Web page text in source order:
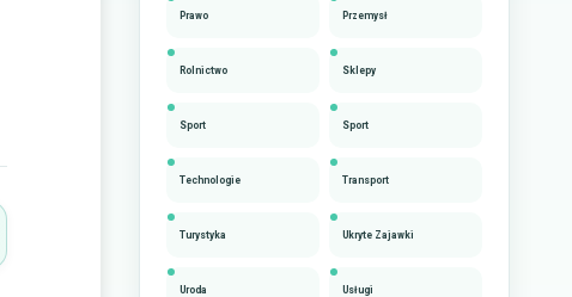
Prawo Przemysł
Rolnictwo Sklepy
Sport Sport
Technologie Transport
Turystyka Ukryte Zajawki
Uroda Usługi